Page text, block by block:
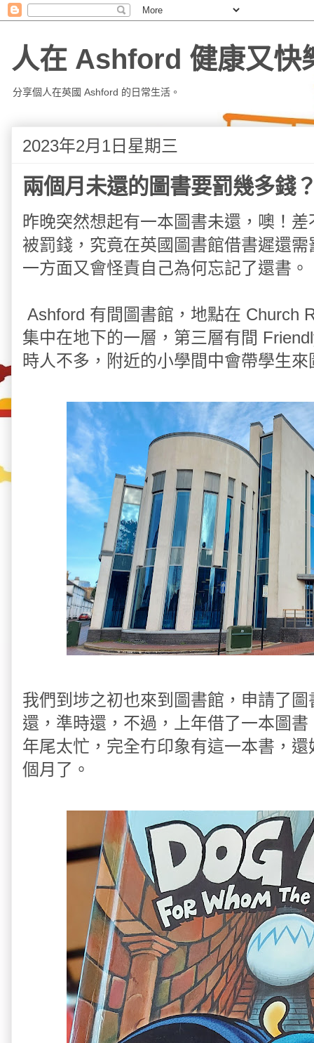
人在 Ashford 健康又快
分享個人在英國 Ashford 的日常生活。
2023年2月1日星期三
兩個月未還的圖書要罰幾多錢
昨晚突然想起有一本圖書未還，噢！
被罰錢，究竟在英國圖書館借書遲還
一方面又會怪責自己為何忘記了還書。
Ashford 有間圖書館，地點在 Church
集中在地下的一層，第三層有間
時人不多，附近的小學間中會帶學生
我們到埗之初也來到圖書館，申請了
還，準時還，不過，上年借了一本圖
年尾太忙，完全冇印象有這一本書，
個月了。